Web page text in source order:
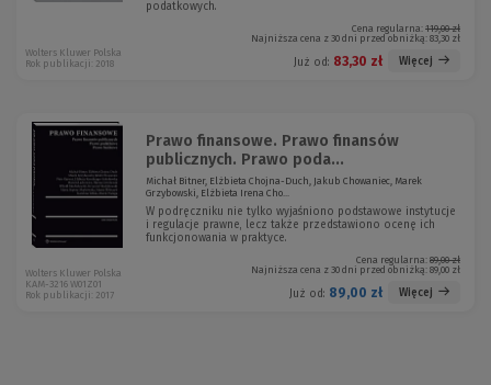
podatkowych.
Cena regularna: 119,00 zł
Najniższa cena z 30 dni przed obniżką: 83,30 zł
Już od: 83,30 zł Więcej
Wolters Kluwer Polska
Rok publikacji: 2018
Prawo finansowe. Prawo finansów
publicznych. Prawo poda...
Michał Bitner, Elżbieta Chojna-Duch, Jakub Chowaniec, Marek
Grzybowski, Elżbieta Irena Cho...
W podręczniku nie tylko wyjaśniono podstawowe instytucje
i regulacje prawne, lecz także przedstawiono ocenę ich
funkcjonowania w praktyce.
Cena regularna: 89,00 zł
Najniższa cena z 30 dni przed obniżką: 89,00 zł
Już od: 89,00 zł Więcej
Wolters Kluwer Polska
KAM-3216 W01Z01
Rok publikacji: 2017